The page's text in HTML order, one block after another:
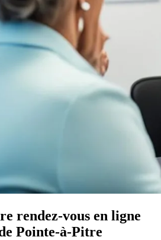
rendez-vous en ligne
Pointe-à-Pitre